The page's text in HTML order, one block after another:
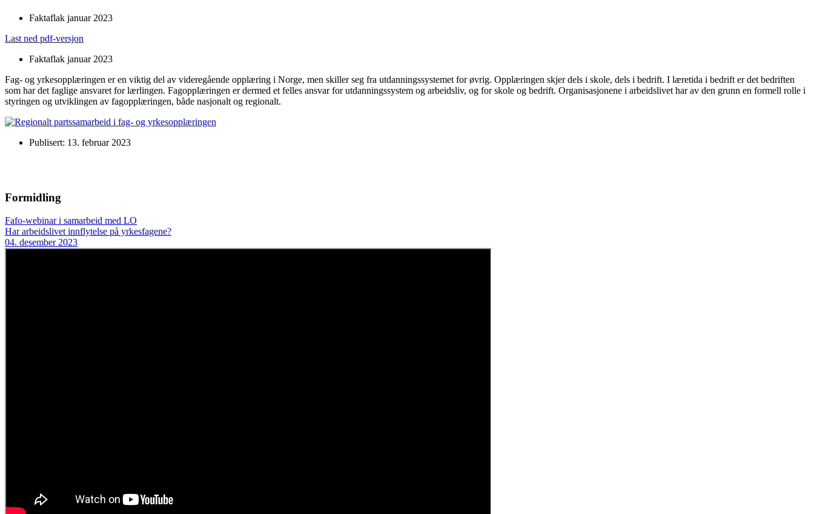
Faktaflak januar 2023
Last ned pdf-versjon
Faktaflak januar 2023
Fag- og yrkesopplæringen er en viktig del av videregående opplæring i Norge, men skiller seg fra utdanningssystemet for øvrig. Opplæringen skjer dels i skole, dels i bedrift. I læretida i bedrift er det bedriften
som har det faglige ansvaret for lærlingen. Fagopplæringen er dermed et felles ansvar for utdanningssystem og arbeidsliv, og for skole og bedrift. Organisasjonene i arbeidslivet har av den grunn en formell rolle i
styringen og utviklingen av fagopplæringen, både nasjonalt og regionalt.
Publisert: 13. februar 2023
Formidling
Fafo-webinar i samarbeid med LO
Har arbeidslivet innflytelse på yrkesfagene?
04. desember 2023